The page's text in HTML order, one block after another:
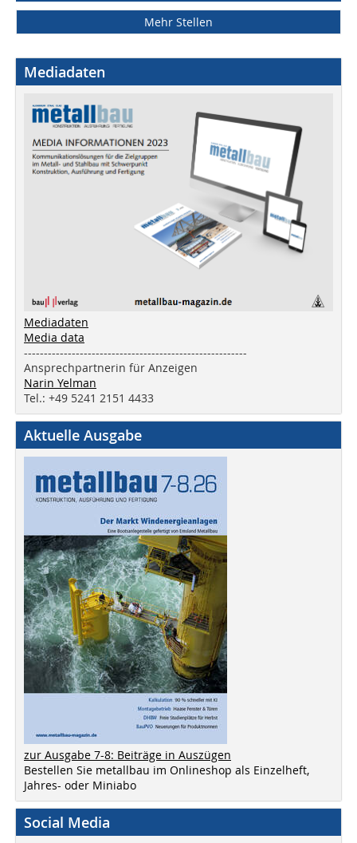
Mehr Stellen
Mediadaten
Mediadaten
Media data
--------------------------------------------------------
Ansprechpartnerin für Anzeigen
Narin Yelman
Tel.: +49 5241 2151 4433
Aktuelle Ausgabe
zur Ausgabe 7-8: Beiträge in Auszügen
Bestellen Sie metallbau im Onlineshop als Einzelheft,
Jahres- oder Miniabo
Social Media